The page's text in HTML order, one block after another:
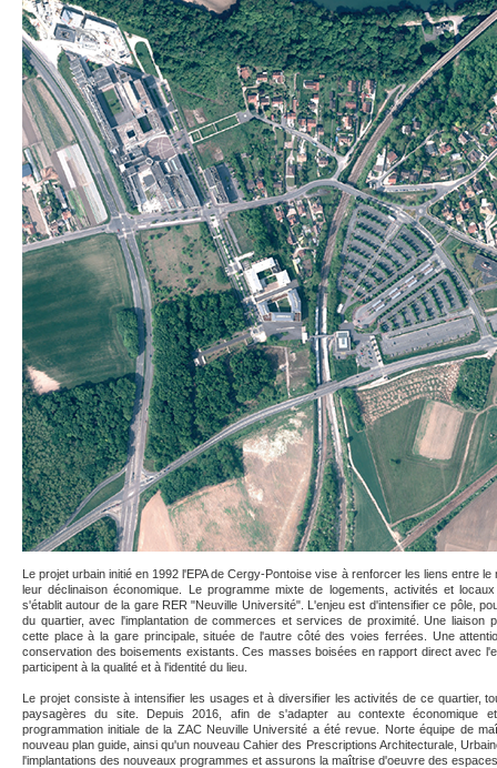
Le projet urbain initié en 1992 l'EPA de Cergy-Pontoise vise à renforcer les liens entre
leur déclinaison économique. Le programme mixte de logements, activités et
s'établit autour de la gare RER "Neuville Université". L'enjeu est d'intensifier ce pôle,
du quartier, avec l'implantation de commerces et services de proximité. Une liaison
cette place à la gare principale, située de l'autre côté des voies ferrées. Une
conservation des boisements existants. Ces masses boisées en rapport direct avec
participent à la qualité et à l'identité du lieu.
Le projet consiste à intensifier les usages et à diversifier les activités de ce quartier,
paysagères du site. Depuis 2016, afin de s'adapter au contexte économique
programmation initiale de la ZAC Neuville Université a été revue. Norte équipe de
nouveau plan guide, ainsi qu'un nouveau Cahier des Prescriptions Architecturale,
l'implantations des nouveaux programmes et assurons la maîtrise d'oeuvre des